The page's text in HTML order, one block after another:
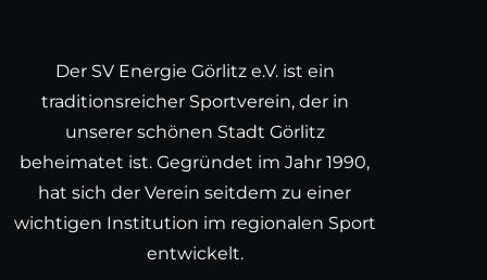
Der SV Energie Görlitz e.V. ist ein
traditionsreicher Sportverein, der in
unserer schönen Stadt Görlitz
beheimatet ist. Gegründet im Jahr 1990,
hat sich der Verein seitdem zu einer
wichtigen Institution im regionalen Sport
entwickelt.